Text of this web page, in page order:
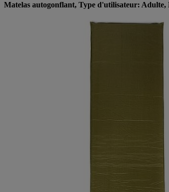
Matelas autogonflant, Type d'utilisateur: Adulte,